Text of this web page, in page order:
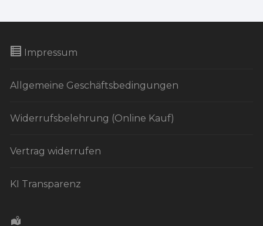
Impressum
Allgemeine Geschäftsbedingungen
Widerrufsbelehrung (Online Kauf)
Vertrag widerrufen
KI Transparenz